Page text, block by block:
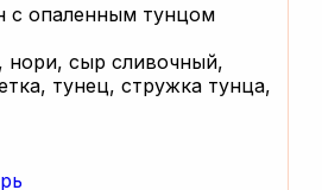
с опаленным тунцом
нори, сыр сливочный,
тунец, стружка тунца,